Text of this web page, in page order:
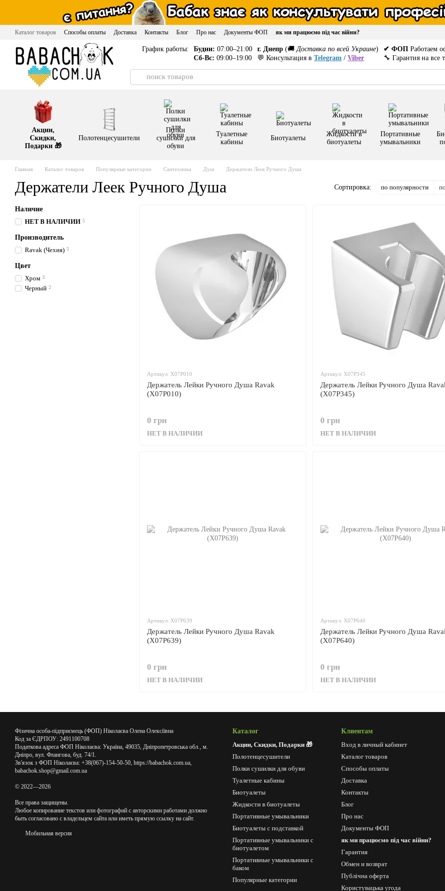
Перейти к основному контенту
Каталог товаров Способы оплаты Доставка Контакты Блог Про нас Документы ФОП як ми працюємо під час війни?
График работы: Будни: 07:00–21:00
Сб-Вс: 09:00–19:00
г. Днепр (🚚 Доставка по всей Украине)
💬 Консультация в Telegram / Viber
✔ ФОП Работаем
🔧 Гарантия на все
Акции,
Скидки,
Подарки 🎁
Полотенцесушители
Полки
сушилки для
обуви
Туалетные
кабины
Биотуалеты
Жидкости в
биотуалеты
Портативные
умывальники
Главная Каталог товаров Популярные категории Сантехника Душ Держатели Леек Ручного Душа
Держатели Леек Ручного Душа Сортировка: по популярности
Артикул: X07P010
Держатель Лейки Ручного Душа Ravak
(X07P010)
0 грн
НЕТ В НАЛИЧИИ
Артикул: X07P345
Держатель Лейки Ручного Душа
(X07P345)
0 грн
НЕТ В НАЛИЧИИ
Артикул: X07P639
Держатель Лейки Ручного Душа Ravak
(X07P639)
0 грн
НЕТ В НАЛИЧИИ
Артикул: X07P640
Держатель Лейки Ручного Душа
(X07P640)
0 грн
НЕТ В НАЛИЧИИ
Наличие
НЕТ В НАЛИЧИИ 5
Производитель
Ravak (Чехия) 5
Цвет
Хром 3
Черный 2
Фізична особа-підприємець (ФОП) Ніколаєва Олена Олексіївна
Код за ЄДРПОУ: 2491100708
Податкова адреса ФОП Ніколаєва: Україна, 49035, Дніпропетровська обл., м.
Дніпро, вул. Флангова, буд. 74/1.
Зв'язок з ФОП Ніколаєва: +38(067)-154-50-50, https://babachok.com.ua,
babachok.shop@gmail.com.ua
© 2022—2026
Все права защищены.
Любое копирование текстов или фотографий с авторскими работами должно
быть согласовано с владельцем сайта или иметь прямую ссылку на сайт.
Мобильная версия
Каталог
Акции, Скидки, Подарки 🎁
Полотенцесушители
Полки сушилки для обуви
Туалетные кабины
Биотуалеты
Жидкости в биотуалеты
Портативные умывальники
Биотуалеты с подставкой
Портативные умывальники с
биотуалетом
Портативные умывальники с
баком
Популярные категории
Клиентам
Вход в личный кабинет
Каталог товаров
Способы оплаты
Доставка
Контакты
Блог
Про нас
Документы ФОП
як ми працюємо під час війни?
Гарантия
Обмен и возврат
Публічна оферта
Користувацька угода